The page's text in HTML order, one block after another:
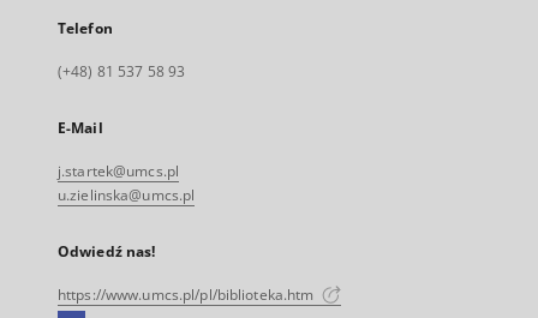
Telefon
(+48) 81 537 58 93
E-Mail
j.startek@umcs.pl
u.zielinska@umcs.pl
Odwiedź nas!
https://www.umcs.pl/pl/biblioteka.htm